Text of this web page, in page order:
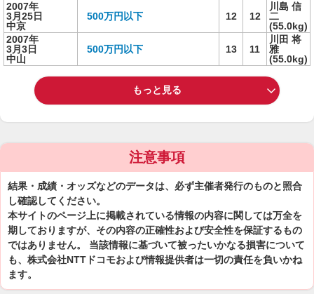
2007年
3月25日
中京
500万円以下 12 12
川島 信
二
(55.0kg)
2007年
3月3日
中山
500万円以下 13 11
川田 将
雅
(55.0kg)
もっと見る
注意事項
結果・成績・オッズなどのデータは、必ず主催者発行のものと照合
し確認してください。
本サイトのページ上に掲載されている情報の内容に関しては万全を
期しておりますが、その内容の正確性および安全性を保証するもの
ではありません。 当該情報に基づいて被ったいかなる損害について
も、株式会社NTTドコモおよび情報提供者は一切の責任を負いかね
ます。